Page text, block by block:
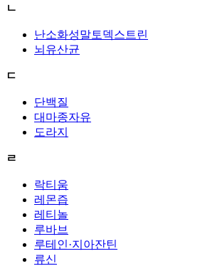
ㄴ
난소화성말토덱스트린
뇌유산균
ㄷ
단백질
대마종자유
도라지
ㄹ
락티움
레몬즙
레티놀
루바브
루테인·지아잔틴
류신